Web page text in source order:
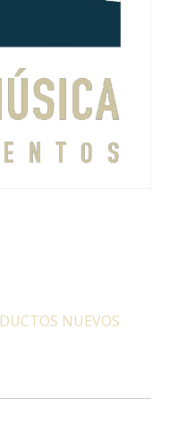
NUEVOS